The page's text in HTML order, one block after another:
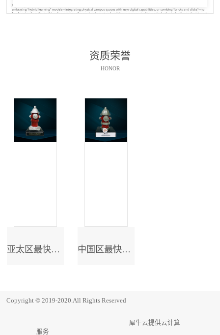
资质荣誉
HONOR
亚太区最快成长奖 中国区最快成长奖
Copyright © 2019-2020.All Rights Reserved
犀牛云提供云计算
服务